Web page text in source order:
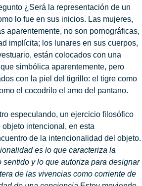
¿Será la representación de un
lo fue en sus inicios. Las mujeres,
aparentemente, no son pornográficas,
implícita; los lunares en sus cuerpos,
están colocados con una
simbólica aparentemente, pero
con la piel del tigrillo: el tigre como
el cocodrilo el amo del pantano.
especulando, un ejercicio filosófico
objeto intencional, en esta
de la intencionalidad del objeto.
es lo que caracteriza la
y lo que autoriza para designar
de las vivencias como corriente de